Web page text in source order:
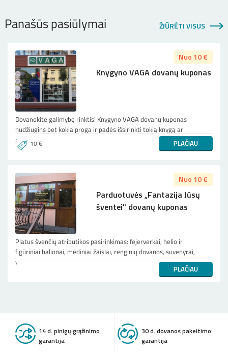
ŽIŪRĖTI VISUS
Panašūs pasiūlymai
Nuo 10 €
Knygyno VAGA dovanų kuponas
Dovanokite galimybę rinktis! Knygyno VAGA dovanų kuponas
nudžiugins bet kokia proga ir padės išsirinkti tokią knygą ar
prekę, kuri žmogui įdomiausia iš gausybės knygų, žaidimų, suv...
PLAČIAU
10 €
Nuo 10 €
Parduotuvės „Fantazija Jūsų
šventei" dovanų kuponas
Platus švenčių atributikos pasirinkimas: fejerverkai, helio ir
figūriniai balionai, mediniai žaislai, renginių dovanos, suvenyrai,
vienkartiniai teminiai indai, stalo papuošimai įv...
PLAČIAU
14 d. pinigų grąžinimo
garantija
30 d. dovanos pakeitimo
garantija